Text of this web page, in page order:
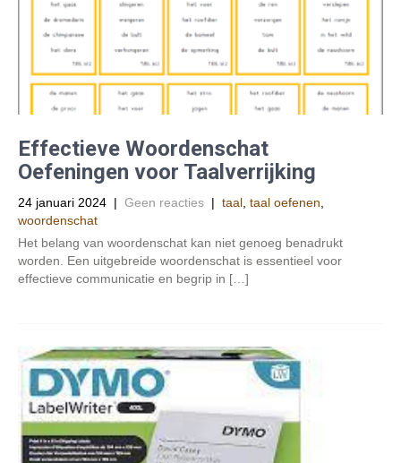
Effectieve Woordenschat
Oefeningen voor Taalverrijking
24 januari 2024 | Geen reacties | taal taal oefenen
woordenschat
Het belang van woordenschat kan niet genoeg benadrukt
worden. Een uitgebreide woordenschat is essentieel voor
effectieve communicatie en begrip in […]